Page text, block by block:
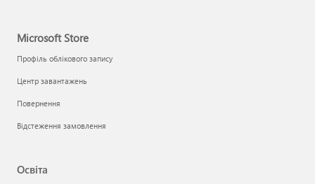
Microsoft Store
Профіль облікового запису
Центр завантажень
Повернення
Відстеження замовлення
Освіта